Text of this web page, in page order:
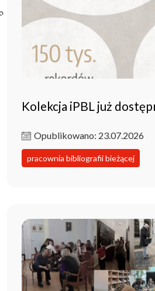
Poczta ibl.waw.pl
Kontakt
Kolekcja iPBL już
Opublikowano: 23.07.2026
pracownia bibliografii bieżącej